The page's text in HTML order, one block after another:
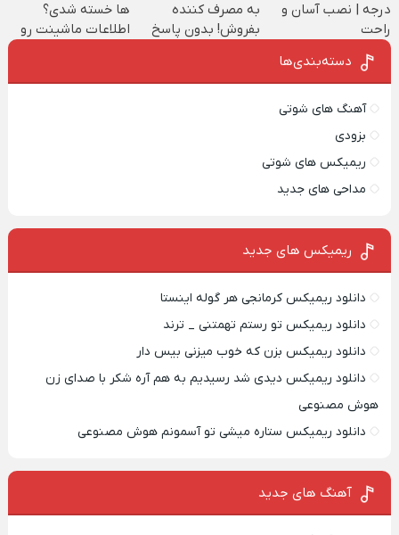
درجه | نصب آسان و
راحت
به مصرف کننده
بفروش! بدون پاسخ
ها خسته شدی؟
اطلاعات ماشینت رو
دسته‌بندی‌ها
آهنگ های شوتی
بزودی
ریمیکس های شوتی
مداحی های جدید
ریمیکس‌ های جدید
دانلود ریمیکس کرمانجی هر گوله اینستا
دانلود ریمیکس تو رستم تهمتنی _ ترند
دانلود ریمیکس بزن که خوب میزنی بیس دار
دانلود ریمیکس دیدی شد رسیدیم به هم آره شکر با صدای زن
هوش مصنوعی
دانلود ریمیکس ستاره میشی تو آسمونم هوش مصنوعی
آهنگ های جدید